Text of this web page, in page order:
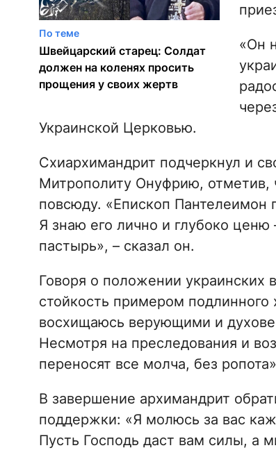
По теме
Швейцарский старец: Солдат
должен на коленях просить
прощения у своих жертв
«Он
Украинской Церковью.
Схиархимандрит подчеркнул и
Митрополиту Онуфрию, отметив,
повсюду. «Епископ
Я знаю его лично и глубоко ценю
пастырь», – сказал он.
Говоря о положении украинских
стойкость примером подлинного
восхищаюсь верующими и
Несмотря на преследования и
переносят все молча, без
В завершение архимандрит
поддержки: «Я молюсь за вас
Пусть Господь даст вам силы, а